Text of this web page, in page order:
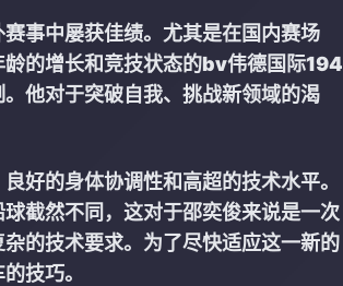
事中屡获佳绩。尤其是在国内赛场
的增长和竞技状态的bv伟德国际
他对于突破自我、挑战新领域的渴
好的身体协调性和高超的技术水平。
截然不同，这对于邵奕俊来说是一次
的技术要求。为了尽快适应这一新的
技巧。